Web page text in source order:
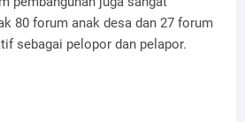
80 forum anak desa dan 27 forum
sebagai pelopor dan pelapor.